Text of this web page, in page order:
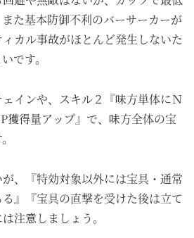
た基本防御不利のバーサーカーが
カル事故がほとんど発生しないた
です。
インや、スキル２『味方単体にＮ
獲得量アップ』で、味方全体の宝
、『特効対象以外には宝具・通常
』『宝具の直撃を受けた後は立て
注意しましょう。